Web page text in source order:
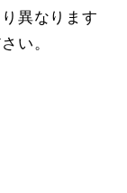
異なります
い。